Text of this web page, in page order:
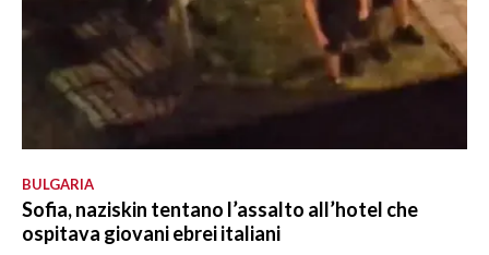
BULGARIA
Sofia, naziskin tentano l’assalto all’hotel che
ospitava giovani ebrei italiani